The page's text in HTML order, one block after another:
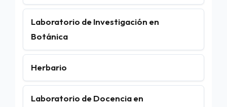
Laboratorio de Investigación en
Botánica
Herbario
Laboratorio de Docencia en